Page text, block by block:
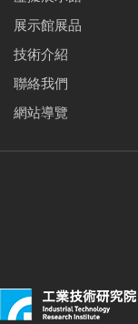
展示館展品
技術介紹
聯絡我們
網站導覽